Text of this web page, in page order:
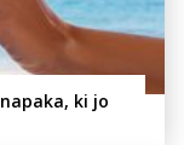
ki jo